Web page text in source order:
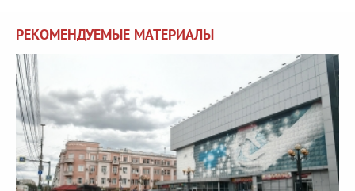
РЕКОМЕНДУЕМЫЕ МАТЕРИАЛЫ